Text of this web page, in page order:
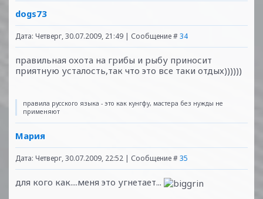
dogs73
Дата: Четверг, 30.07.2009, 21:49 | Сообщение #34
правильная охота на грибы и рыбу приносит
приятную усталость,так что это все таки отдых))))))
правила русского языка - это как кунгфу, мастера без нужды не
применяют
Мария
Дата: Четверг, 30.07.2009, 22:52 | Сообщение #35
для кого как....меня это угнетает...